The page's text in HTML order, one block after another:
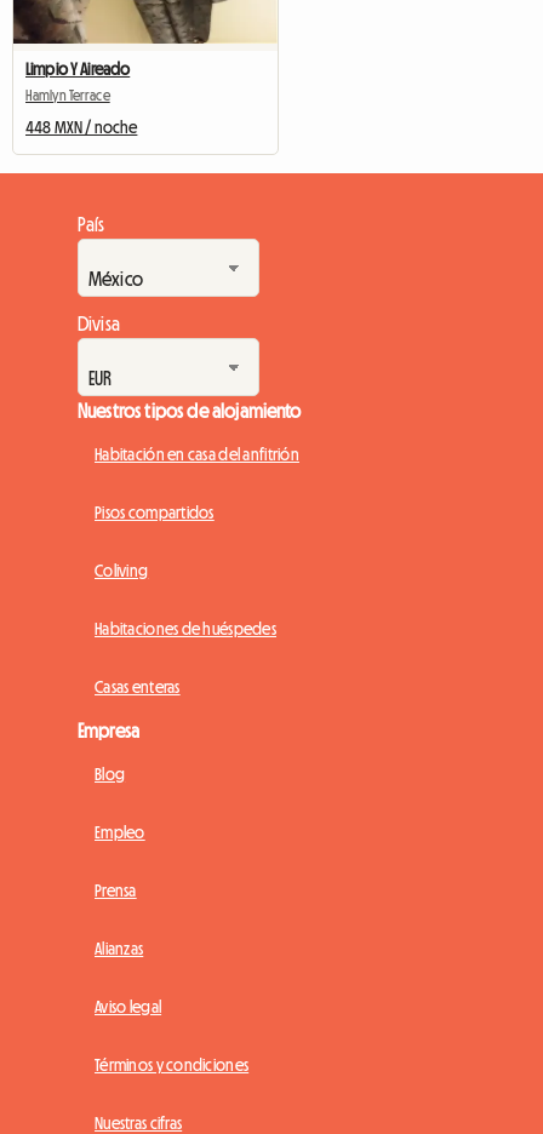
Limpio Y Aireado
Hamlyn Terrace
448 MXN / noche
País
Divisa
Nuestros tipos de alojamiento
Habitación en casa del anfitrión
Pisos compartidos
Coliving
Habitaciones de huéspedes
Casas enteras
Empresa
Blog
Empleo
Prensa
Alianzas
Aviso legal
Términos y condiciones
Nuestras cifras